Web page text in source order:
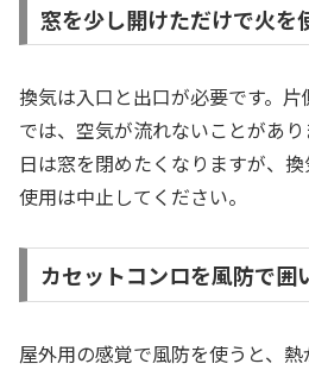
窓を少し開けただけで火を
換気は入口と出口が必要です。
では、空気が流れないことがあ
日は窓を閉めたくなりますが、
使用は中止してください。
カセットコンロを風防で囲
屋外用の感覚で風防を使うと、